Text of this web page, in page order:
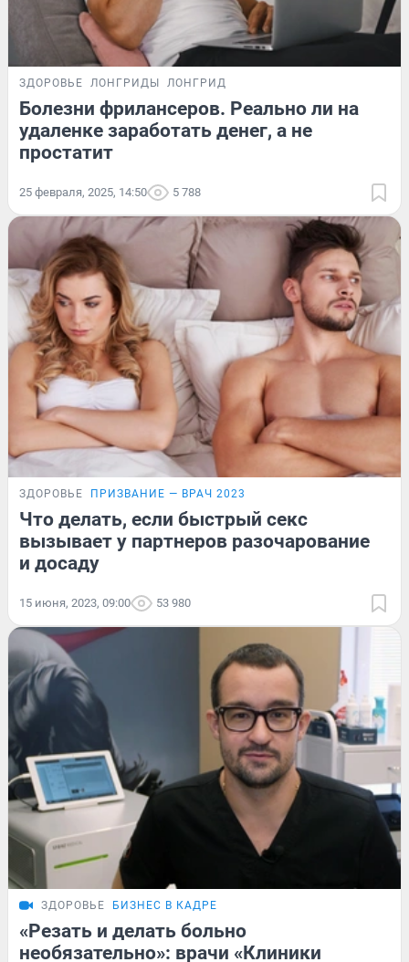
ЗДОРОВЬЕ ЛОНГРИДЫ ЛОНГРИД
Болезни фрилансеров. Реально ли на
удаленке заработать денег, а не
простатит
25 февраля, 2025, 14:50 5 788
ЗДОРОВЬЕ ПРИЗВАНИЕ — ВРАЧ 2023
Что делать, если быстрый секс
вызывает у партнеров разочарование
и досаду
15 июня, 2023, 09:00 53 980
ЗДОРОВЬЕ БИЗНЕС В КАДРЕ
«Резать и делать больно
необязательно»: врачи «Клиники